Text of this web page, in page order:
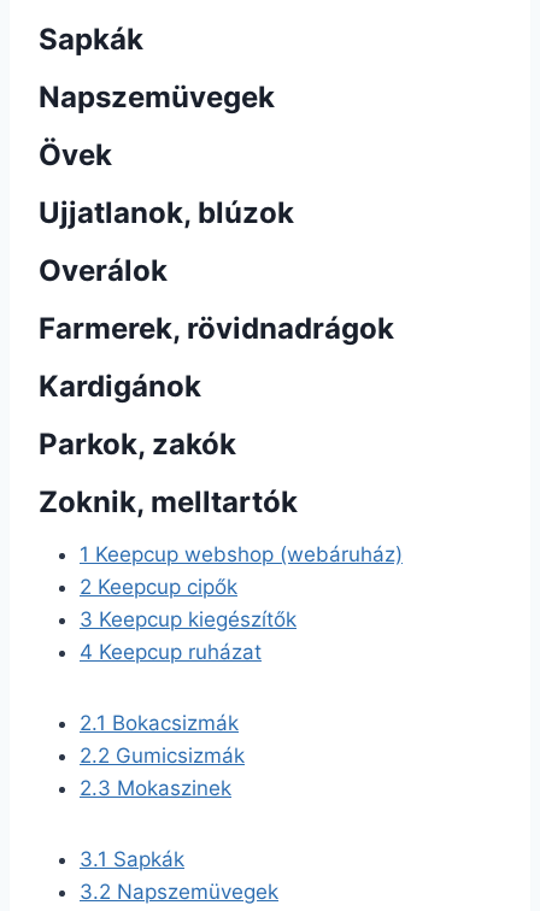
Sapkák
Napszemüvegek
Övek
Ujjatlanok, blúzok
Overálok
Farmerek, rövidnadrágok
Kardigánok
Parkok, zakók
Zoknik, melltartók
1 Keepcup webshop (webáruház)
2 Keepcup cipők
3 Keepcup kiegészítők
4 Keepcup ruházat
2.1 Bokacsizmák
2.2 Gumicsizmák
2.3 Mokaszinek
3.1 Sapkák
3.2 Napszemüvegek